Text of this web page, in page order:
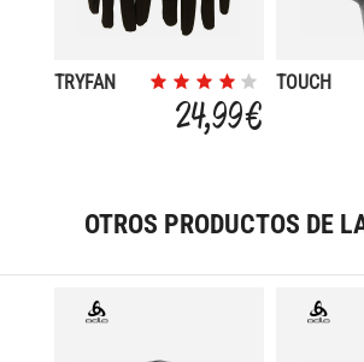
TRYFAN
24,99 €
TOUCH
OTROS PRODUCTOS DE